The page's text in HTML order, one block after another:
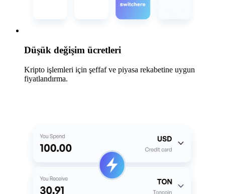
Düşük değişim ücretleri
Kripto işlemleri için şeffaf ve piyasa rekabetine uygun
fiyatlandırma.